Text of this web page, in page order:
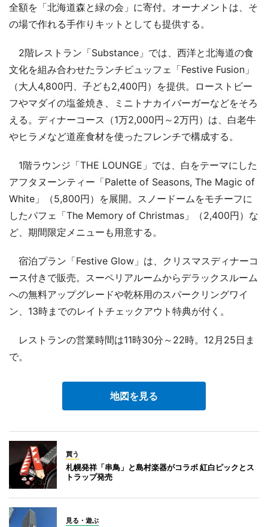
全額を「北海道森と緑の会」に寄付。オーナメントは、そ
の場で作れる手作りキットとしても提供する。
2階レストラン「Substance」では、西洋と北海道の食
文化を組み合わせたランチビュッフェ「Festive Fusion」
（大人4,800円、子ども2,400円）を提供。ローストビー
フやマダイの塩釜焼き、ミニトナカイバーガーなどをそろ
える。ディナーコース（1万2,000円～2万円）は、白老牛
やヒラメなど道産食材を使ったフレンチで構成する。
1階ラウンジ「THE LOUNGE」では、白をテーマにした
アフタヌーンティー「Palette of Seasons, The Magic of
White」（5,800円）を展開。スノードームをモチーフに
したパフェ「The Memory of Christmas」（2,400円）な
ど、期間限定メニューも用意する。
宿泊プラン「Festive Glow」は、クリスマスディナーコ
ース付きで販売。スーペリアルームからデラックスルーム
への無料アップグレードや乾杯用のスパークリングワイ
ン、13時までのレイトチェックアウト特典が付く。
レストランの営業時間は11時30分～22時。12月25日ま
で。
地図を見る
買う
札幌発祥「串鳥」と島村楽器がコラボ 紅白ピックとス
トラップ発売
見る・遊ぶ